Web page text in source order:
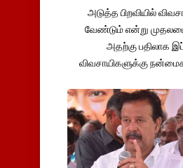
அடுத்த பிறவியில்
வேண்டும் என்று
அதற்கு பதிலாக
விவசாயிகளுக்கு